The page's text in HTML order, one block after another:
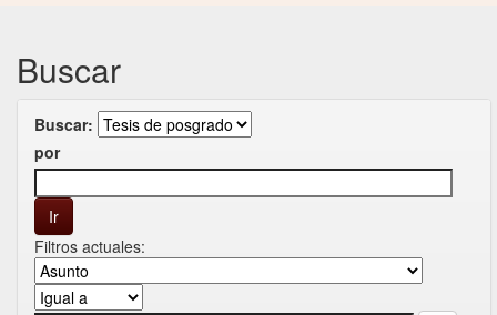
Buscar
Buscar:
por
Filtros actuales: